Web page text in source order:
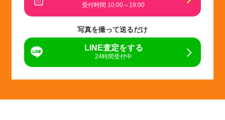
受付時間 10:00～19:00
写真を撮って送るだけ
LINE査定をする
24時間受付中